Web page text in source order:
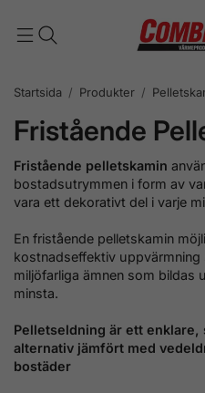
Startsida / Produkter /
Fristående
Fristående pelletskamin
bostadsutrymmen i form av
vara ett dekorativt del i varje
En fristående pelletskamin
kostnadseffektiv
miljöfarliga ämnen som bildas
minsta.
Pelletseldning är ett
alternativ jämfört med
bostäder